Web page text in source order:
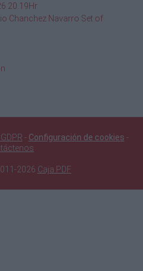
20.19Hr
Chanchez Navarro Set of
- Configuración de cookies -
2026 Caja PDF